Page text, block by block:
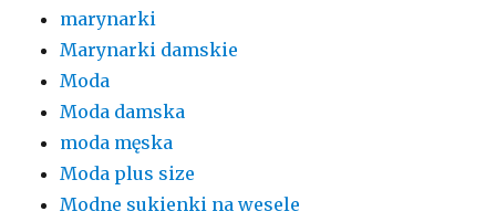
marynarki
Marynarki damskie
Moda
Moda damska
moda męska
Moda plus size
Modne sukienki na wesele